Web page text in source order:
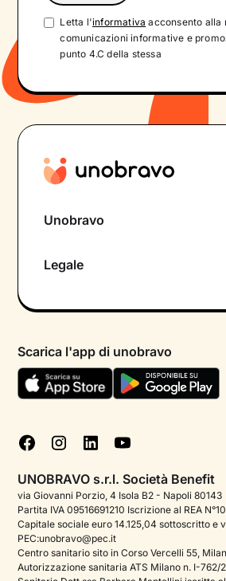
Letta l'informativa acconsento alla
comunicazioni informative e
punto 4.C della stessa
Unobravo
Psicologo in chat
Aiuto urgente
FAQ
Podcast di psicologia
Corporate
Psicologo italiano all'estero
Legale
Termini e condizioni
Informativa Privacy
Cookie policy
Gestisci cookie
Scarica l'app di unobravo
UNOBRAVO s.r.l. Società Benefit
via Giovanni Porzio, 4 Isola B2 - Napoli 80143
Partita IVA 09516691210 Iscrizione al REA
Capitale sociale euro 14.125,04 sottoscritto e
PEC:unobravo@pec.it
Centro sanitario sito in Corso Vercelli 55,
Autorizzazione sanitaria ATS Milano n. I-762/